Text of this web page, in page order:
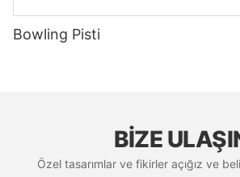
Bowling Pisti
BIZE
Özel tasarımlar ve fikirler açığız ve